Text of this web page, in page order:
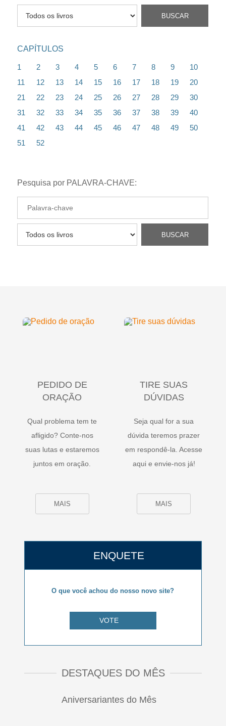
CAPÍTULOS
1 2 3 4 5 6 7 8 9
10
11
12 13 14 15 16 17 18 19
20
21
22 23 24 25 26 27 28 29
30
31
32 33 34 35 36 37 38 39
40
41
42 43 44 45 46 47 48 49
50
51
52
Pesquisa por PALAVRA-CHAVE:
PEDIDO DE
ORAÇÃO
Qual problema tem te
afligido? Conte-nos
suas lutas e estaremos
juntos em oração.
MAIS
TIRE SUAS
DÚVIDAS
Seja qual for a sua
dúvida teremos prazer
em respondê-la. Acesse
aqui e envie-nos já!
MAIS
ENQUETE
O que você achou do nosso novo site?
VOTE
DESTAQUES DO MÊS
Aniversariantes do Mês